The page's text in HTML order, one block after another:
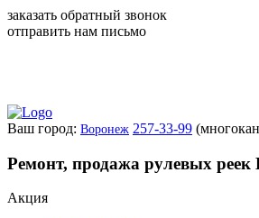
заказать обратный звонок
отправить нам письмо
Ваш город: Воронеж 257-33-99
Ремонт, продажа рулевых
Акция